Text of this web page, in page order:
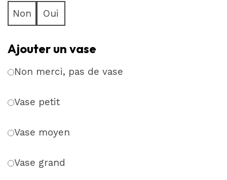
Non Oui
Ajouter un vase
Non merci, pas de vase
Vase petit
Vase moyen
Vase grand